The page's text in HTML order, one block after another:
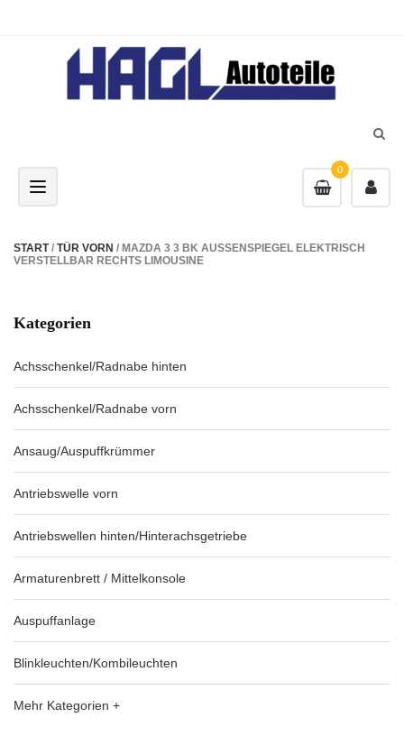
0
Toggle navigation
START/ TÜR VORN / MAZDA 3 3 BK AUSSENSPIEGEL ELEKTRISCH
VERSTELLBAR RECHTS LIMOUSINE
Kategorien
Achsschenkel/Radnabe hinten
Achsschenkel/Radnabe vorn
Ansaug/Auspuffkrümmer
Antriebswelle vorn
Antriebswellen hinten/Hinterachsgetriebe
Armaturenbrett / Mittelkonsole
Auspuffanlage
Blinkleuchten/Kombileuchten
Mehr Kategorien +